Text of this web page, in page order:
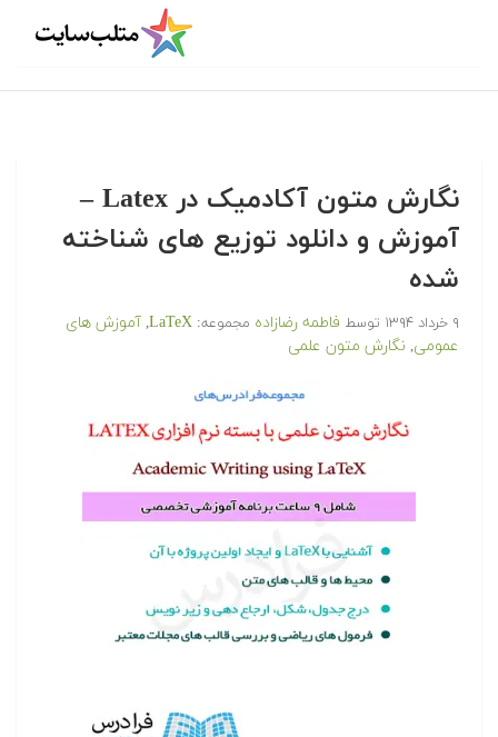
نگارش متون آکادمیک در Latex –
آموزش و دانلود توزیع های شناخته
شده‎
۹ خرداد ۱۳۹۴ توسط فاطمه رضازاده مجموعه: LaTeX
, آموزش های
عمومی, نگارش متون علمی